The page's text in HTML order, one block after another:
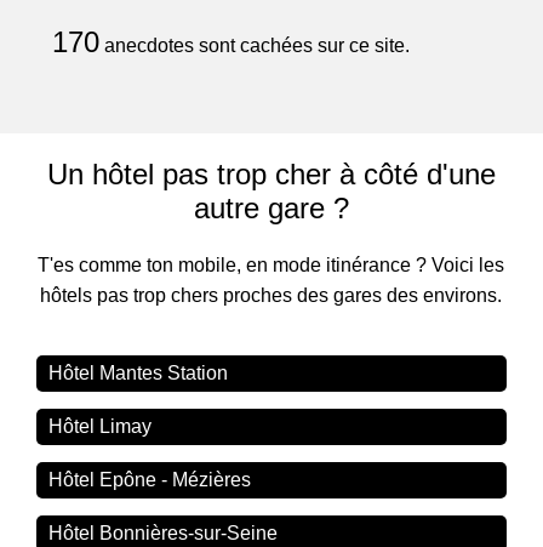
170anecdotes sont cachées sur ce site.
Un hôtel pas trop cher à côté d'une
autre gare ?
T'es comme ton mobile, en mode itinérance ? Voici les
hôtels pas trop chers proches des gares des environs.
Hôtel Mantes Station
Hôtel Limay
Hôtel Epône - Mézières
Hôtel Bonnières-sur-Seine